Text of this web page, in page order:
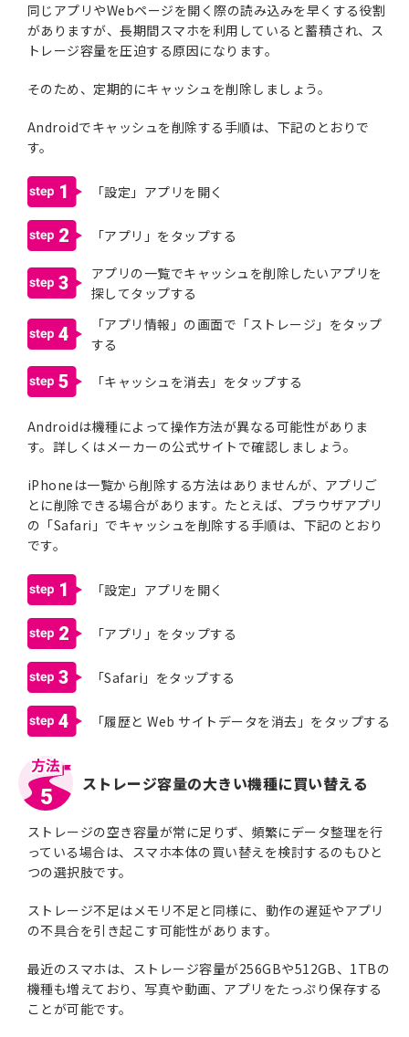
同じアプリやWebページを開く際の読み込みを早くする役割
がありますが、長期間スマホを利用していると蓄積され、ス
トレージ容量を圧迫する原因になります。
そのため、定期的にキャッシュを削除しましょう。
Androidでキャッシュを削除する手順は、下記のとおりで
す。
1 「設定」アプリを開く
2 「アプリ」をタップする
3
アプリの一覧でキャッシュを削除したいアプリを
探してタップする
4
「アプリ情報」の画面で「ストレージ」をタップ
する
5 「キャッシュを消去」をタップする
Androidは機種によって操作方法が異なる可能性がありま
す。詳しくはメーカーの公式サイトで確認しましょう。
iPhoneは一覧から削除する方法はありませんが、アプリご
とに削除できる場合があります。たとえば、プラウザアプリ
の「Safari」でキャッシュを削除する手順は、下記のとおり
です。
1 「設定」アプリを開く
2 「アプリ」をタップする
3 「Safari」をタップする
4 「履歴と Web サイトデータを消去」をタップする
5
ストレージ容量の大きい機種に買い替える
ストレージの空き容量が常に足りず、頻繁にデータ整理を行
っている場合は、スマホ本体の買い替えを検討するのもひと
つの選択肢です。
ストレージ不足はメモリ不足と同様に、動作の遅延やアプリ
の不具合を引き起こす可能性があります。
最近のスマホは、ストレージ容量が256GBや512GB、1TBの
機種も増えており、写真や動画、アプリをたっぷり保存する
ことが可能です。